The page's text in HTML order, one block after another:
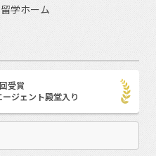
学ホーム
受賞
ジェント殿堂入り